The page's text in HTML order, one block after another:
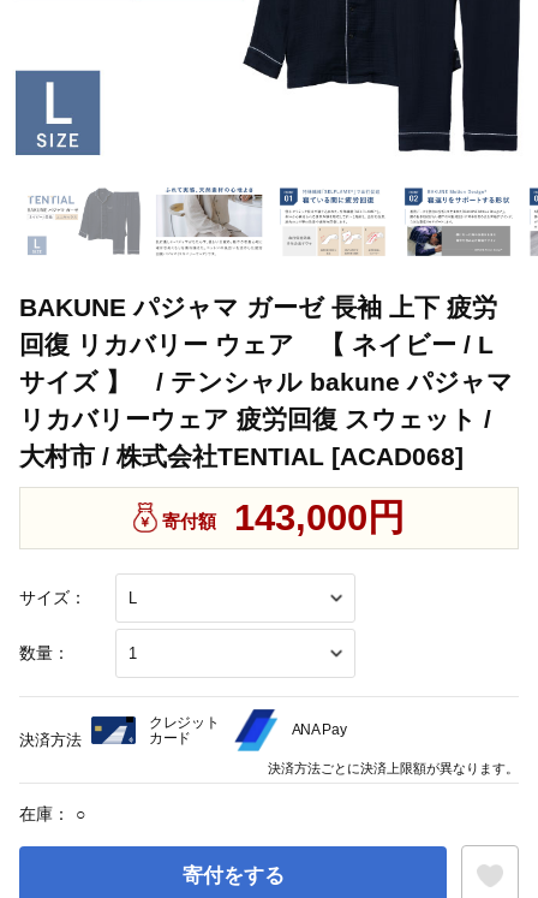
BAKUNE パジャマ ガーゼ 長袖 上下 疲労
回復 リカバリー ウェア 【 ネイビー / L
サイズ 】 / テンシャル bakune パジャマ
リカバリーウェア 疲労回復 スウェット /
大村市 / 株式会社TENTIAL [ACAD068]
サイズ：
数量：
寄付額 143,000円
在庫： ○
寄付をする
決済方法
クレジット
カード
ANA Pay
決済方法ごとに決済上限額が異なります。